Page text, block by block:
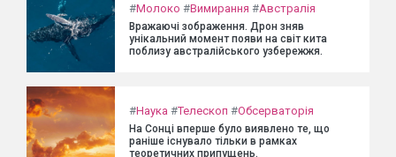
#Молоко #Вимирання #Австралія
Вражаючі зображення. Дрон зняв
унікальний момент появи на світ кита
поблизу австралійського узбережжя.
#Наука #Телескоп #Обсерваторія
На Сонці вперше було виявлено те, що
раніше існувало тільки в рамках
теоретичних припущень.